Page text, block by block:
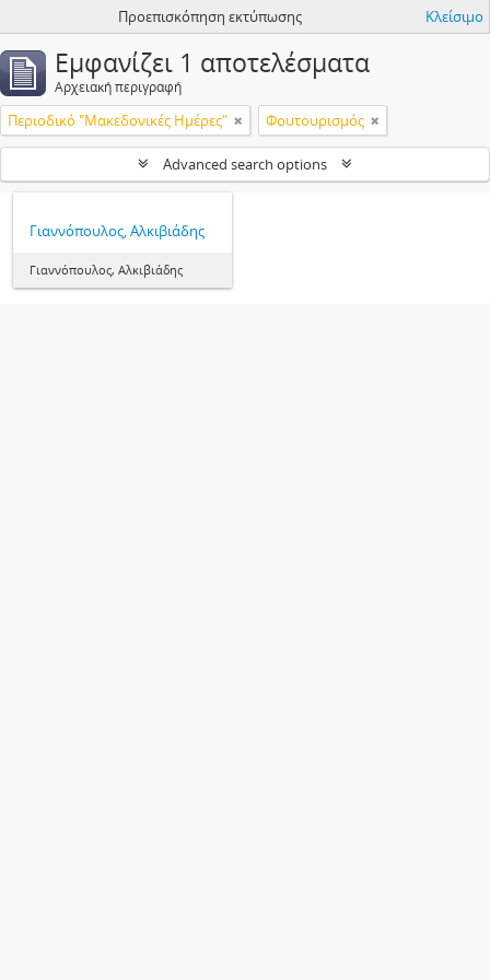
Προεπισκόπηση εκτύπωσης Κλείσιμο
Εμφανίζει 1 αποτελέσματα
Αρχειακή περιγραφή
Περιοδικό "Μακεδονικές Ημέρες" Φουτουρισμός
Advanced search options
Γιαννόπουλος, Αλκιβιάδης
Γιαννόπουλος, Αλκιβιάδης